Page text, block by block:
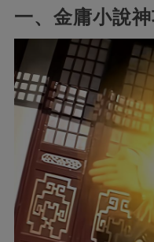
一、金庸小說